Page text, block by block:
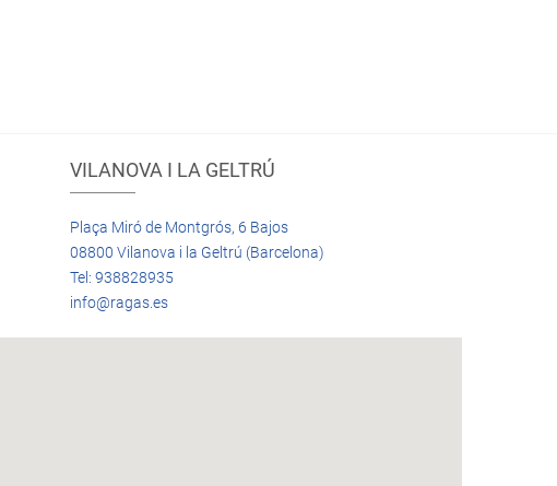
VILANOVA I LA GELTRÚ
Plaça Miró de Montgrós, 6 Bajos
08800 Vilanova i la Geltrú (Barcelona)
Tel: 938828935
info@ragas.es